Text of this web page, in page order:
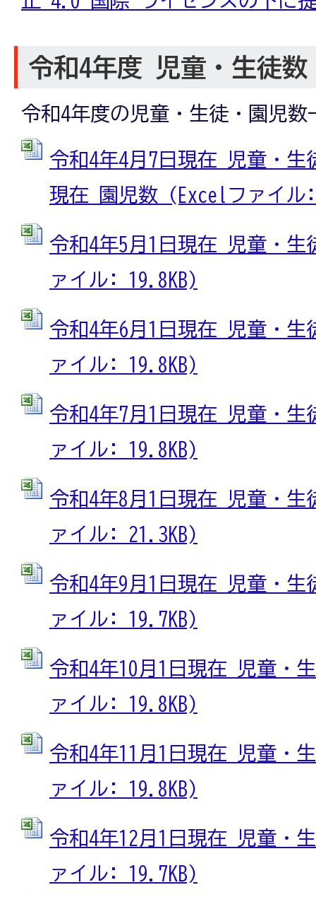
令和4年度 児童・生徒数
令和4年度の児童・生徒・園児数
令和4年4月7日現在 児童・生
現在 園児数 (Excelファイル
令和4年5月1日現在 児童・
ァイル: 19.8KB)
令和4年6月1日現在 児童・
ァイル: 19.8KB)
令和4年7月1日現在 児童・
ァイル: 19.8KB)
令和4年8月1日現在 児童・
ァイル: 21.3KB)
令和4年9月1日現在 児童・
ァイル: 19.7KB)
令和4年10月1日現在 児童・
ァイル: 19.8KB)
令和4年11月1日現在 児童・
ァイル: 19.8KB)
令和4年12月1日現在 児童・
ァイル: 19.7KB)